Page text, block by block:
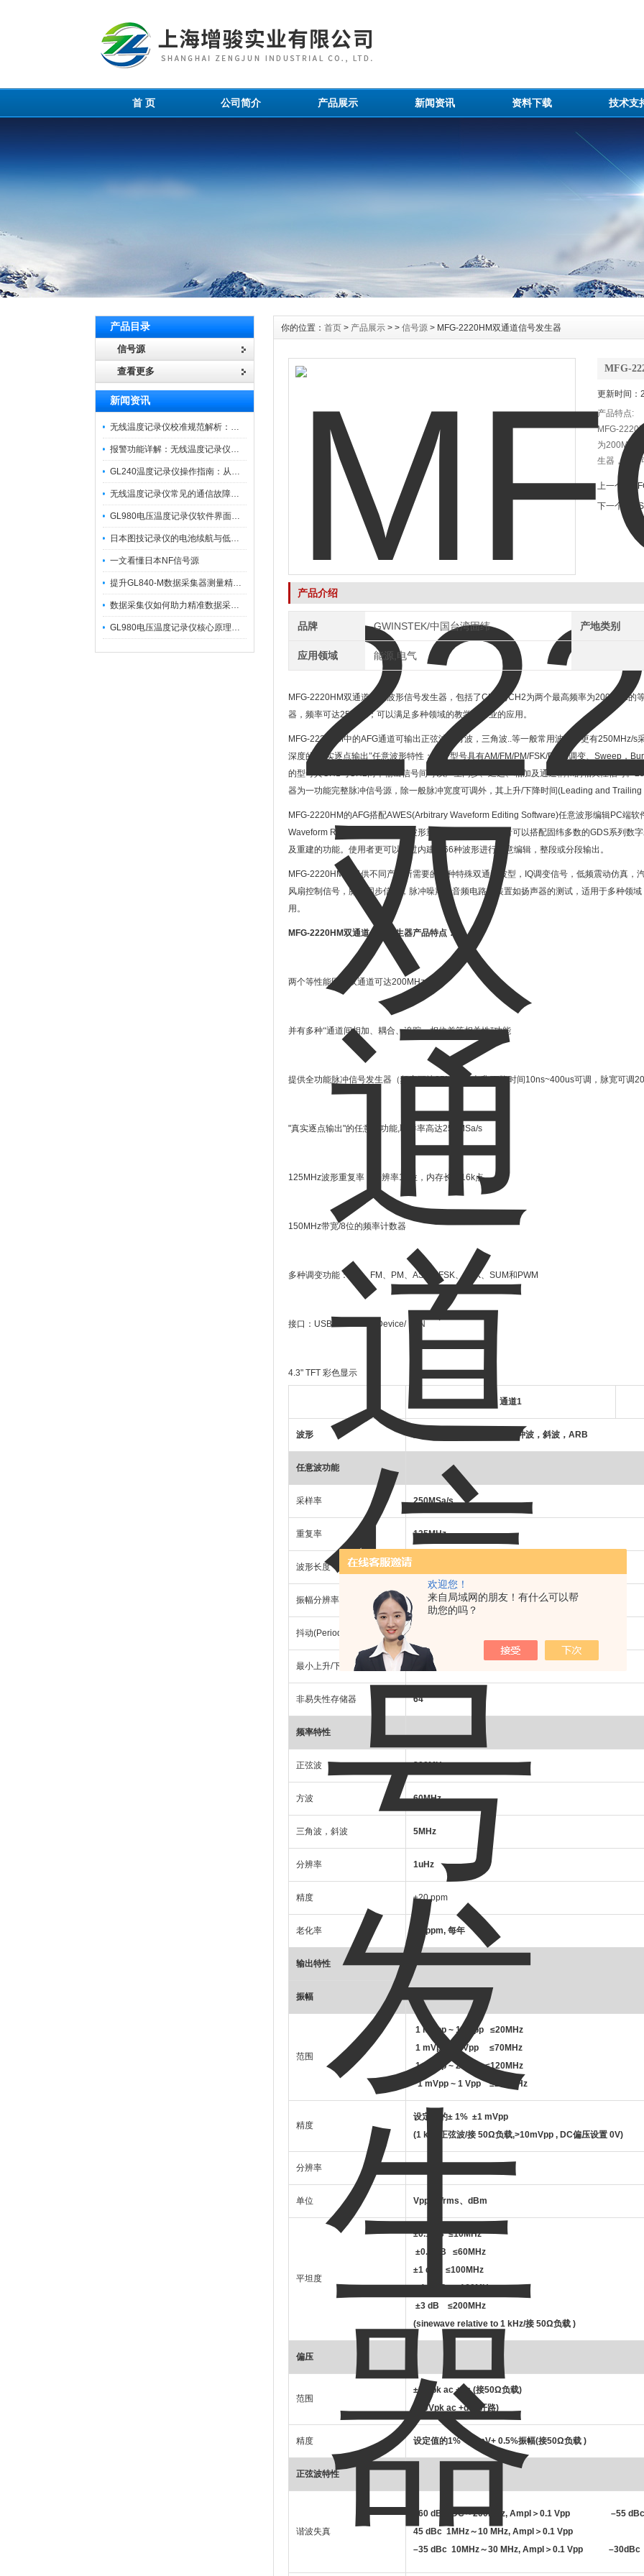
欢迎您！
来自局域网的朋友！有什么可以帮
助您的吗？
首 页 公司简介 产品展示 新闻资讯 资料下载 技术支
产品目录
信号源
查看更多
新闻资讯
无线温度记录仪校准规范解析：从多点比对到不确定度评定的实操流程
报警功能详解：无线温度记录仪的阈值设定与通知机制
GL240温度记录仪操作指南：从开箱、接线到数据导出的标准化流程
无线温度记录仪常见的通信故障诊断与排除指南
GL980电压温度记录仪软件界面功能与使用技巧
日本图技记录仪的电池续航与低功耗模式适用场景分析
一文看懂日本NF信号源
提升GL840-M数据采集器测量精度的操作秘籍
数据采集仪如何助力精准数据采集与分析？​
GL980电压温度记录仪核心原理及行业应用
你的位置： 首页 > 产品展示 > > 信号源 > MFG-2220HM双通道信号发生器
MFG-
更新时间：
产品特点:
MFG-
为200MHz
生器，频率
上一个：
下一个：
产品介绍
品牌 GWINSTEK/中国台湾固纬 产地类别
应用领域 能源,电气
MFG-2220HM双通道任意波形信号发生器，包括了CH1 与CH2为两个最高频率为200MHz的
器，频率可达25MHz ；可以满足多种领域的教学与产业的应用。
MFG-2220HM中的AFG通道可输出正弦波，方波，三角波..等一般常用波形。更有250MHz/s
深度的
真实逐点输出"任意波形特性；部分型号具有AM/FM/PM/FSK/PWM调变、 Sweep ，
的型号其CH1与CH2两个输出信号间可以产生同步、延迟、相加及通道耦和的相关性信号。
器为一功能完整脉冲信号源，除一般脉冲宽度可调外，其上升/下降时间(Leading and Trailing
MFG-2220HM的AFG搭配AWES(Arbitrary Waveform Editing Software)任意波形编辑PC端软
Waveform Reconstruction)
直接波形重现的能力，让使用者可以搭配固纬多数的GDS系列数
及重建的功能。使用者更可以通过内建的
66种波形进行任意编辑，整段或分段输出。
MFG-2220HM 可提供不同产业所需要的各种特殊双通道波型， IQ调变信号，低频震动仿真，
风扇控制信号，脉波同步信号，脉冲噪声，音频电路或装置如扬声器的测试，适用于多种领
用。
MFG-2220HM双通道信号发生器产品特点：
两个等性能同步双通道可达200MHz
并有多种“通道间相加、耦合、追踪、相位差等相关性"功能
提供全功能脉冲信号发生器（频率可达25MHz ，上升/ 下降时间 10ns~400us可调，脉宽可调
"真实逐点输出"的任意波功能,取样率高达250MSa/s
125MHz波形重复率，分辨率14 位，内存长度 16k点
150MHz带宽/8位的频率计数器
多种调变功能： 、 FM 、 PM 、 ASK 、FSK、PSK、 SUM和 PWM
接口： USB Host/ USB Device/ LAN
4.3" TFT 彩色显示
通道1
波形 正弦波，方波，三角波，脉冲波，斜波， ARB
任意波功能
采样率 250MSa/s
重复率 125MHz
波形长度
振幅分辨率 14 bits
抖动(Period to Period)
最小上升/下降时间
非易失性存储器 64
频率特性
正弦波 200MHz
方波 60MHz
三角波，斜波 5MHz
分辨率 1uHz
精度 ±20 ppm
老化率 ±3 ppm, 每年
输出特性
振幅
范围
1 mVpp ~ 10 Vpp ≤20MHz
1 mVpp ~ 5 Vpp ≤70MHz
1 mVpp ~ 2Vpp ≤120MHz
1 mVpp ~ 1 Vpp ≤200MHz
精度
设定值的± 1% ±1 mVpp
(1 kHz正弦波/接 50Ω负载,>10mVpp , DC偏压设置 0V)
分辨率
单位 Vpp、Vrms、dBm
平坦度
±0.1 dB ≤10MHz
±0.2 dB ≤60MHz
±1 dB ≤100MHz
±1.5 dB ≤160MHz
±3 dB ≤200MHz
(sinewave relative to 1 kHz/接 50Ω负载 )
偏压
范围
±5 Vpk ac +dc (接50Ω负载)
±10Vpk ac +dc (开路)
精度 设定值的1% + 5 mV+ 0.5%振幅(接50Ω负载 )
正弦波特性
谐波失真
–60 dBc DC～200KHz, Ampl ＞0.1 Vpp –55 dBc
45 dBc 1MHz～10 MHz, Ampl ＞0.1 Vpp
–35 dBc 10MHz～30 MHz, Ampl ＞0.1 Vpp –30dBc